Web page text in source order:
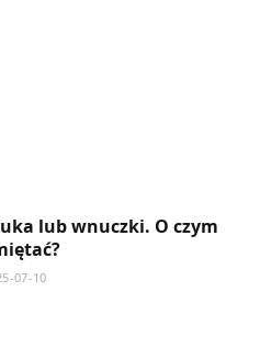
lub wnuczki. O czym
07-10